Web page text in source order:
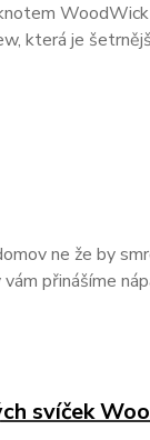
která je
ne že by
přinášíme
svíček